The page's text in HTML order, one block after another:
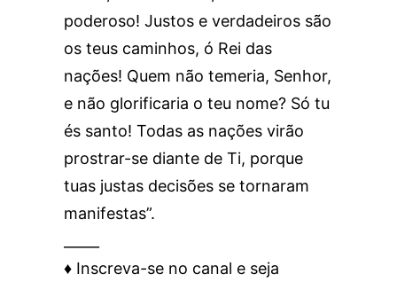
poderoso! Justos e verdadeiros são
os teus caminhos, ó Rei das
nações! Quem não temeria, Senhor,
e não glorificaria o teu nome? Só tu
és santo! Todas as nações virão
prostrar-se diante de Ti, porque
tuas justas decisões se tornaram
manifestas”.
♦️ Inscreva-se no canal e seja